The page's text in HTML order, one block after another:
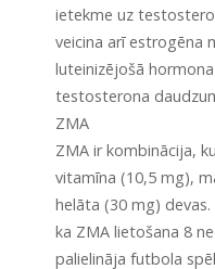
ietekme uz
veicina arī estrogēna
luteinizējošā
testosterona
ZMA
ZMA ir kombinācija,
vitamīna (10,5 mg),
helāta (30 mg)
ka ZMA lietošana 8
palielināja futbola